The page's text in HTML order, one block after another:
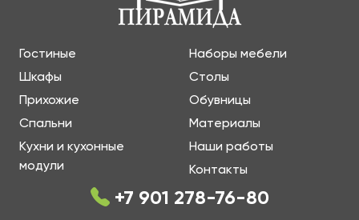
Гостиные
Шкафы
Прихожие
Спальни
Кухни и кухонные
модули
Наборы мебели
Столы
Обувницы
Материалы
Наши работы
Контакты
+7 901 278-76-80